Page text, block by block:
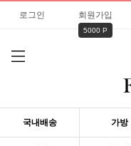
로그인 회원가입
5000 P
국내배송 가방